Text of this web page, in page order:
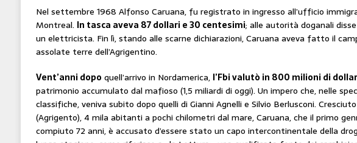
Nel settembre 1968 Alfonso Caruana, fu registrato in ingresso all’ufficio
Montreal. In tasca aveva 87 dollari e 30 centesimi; alle autorità doganali disse
un elettricista. Fin lì, stando alle scarne dichiarazioni, Caruana aveva fatto il
assolate terre dell’Agrigentino.
Vent’anni dopo quell’arrivo in Nordamerica, l’Fbi valutò in 800 milioni di
patrimonio accumulato dal mafioso (1,5 miliardi di oggi). Un impero che, nelle
classifiche, veniva subito dopo quelli di Gianni Agnelli e Silvio Berlusconi.
(Agrigento), 4 mila abitanti a pochi chilometri dal mare, Caruana, che il primo
compiuto 72 anni, è accusato d’essere stato un capo intercontinentale della